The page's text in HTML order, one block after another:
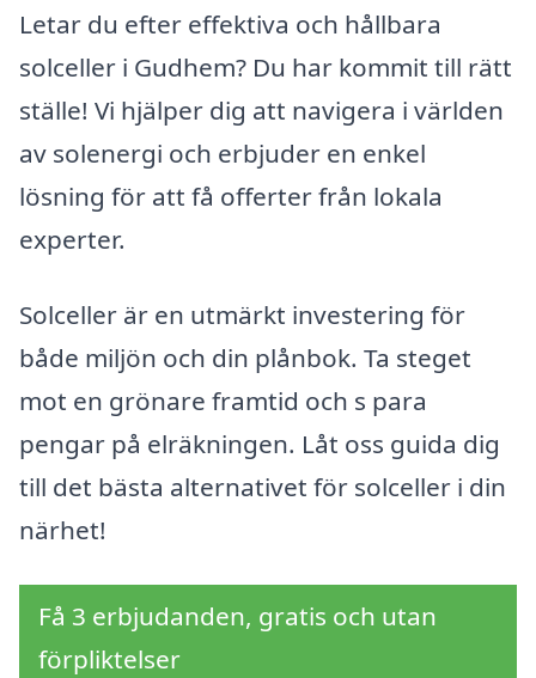
Letar du efter effektiva och hållbara
solceller i Gudhem? Du har kommit till rätt
ställe! Vi hjälper dig att navigera i världen
av solenergi och erbjuder en enkel
lösning för att få offerter från lokala
experter.
Solceller är en utmärkt investering för
både miljön och din plånbok. Ta steget
mot en grönare framtid och s para
pengar på elräkningen. Låt oss guida dig
till det bästa alternativet för solceller i din
närhet!
Få 3 erbjudanden, gratis och utan
förpliktelser